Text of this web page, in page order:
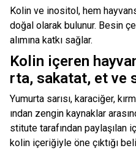
Kolin ve inositol, hem
doğal olarak bulunur. Besin
alımına katkı sağlar.
Kolin içeren
rta, sakatat, et ve
Yumurta sarısı, karaciğer,
ından zengin kaynaklar
stitute tarafından paylaşılan
kolin içeriğiyle öne çıktığı